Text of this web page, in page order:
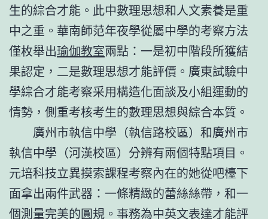
生的綜合才能。此中數理思想和人文素養是重
中之重。華南師范年夜學從屬中學的考察方法
僅枚舉出瑜伽教室兩點：一是初中階段所獲結
果認定，二是數理思想才能評價。廣東試驗中
學綜合才能考察采用構造化面談及小組運動的
情勢，側重考核考生的數理思想與綜合本質。
廣州市執信中學（執信路校區）和廣州市
執信中學（河漢校區）分辨有兩個特點項目。
元培科技立異摸索課程考察內在的她從吧檯下
面拿出兩件武器：一條精緻的蕾絲絲帶，和一
個測量完美的圓規。事務為中英文表達才能評